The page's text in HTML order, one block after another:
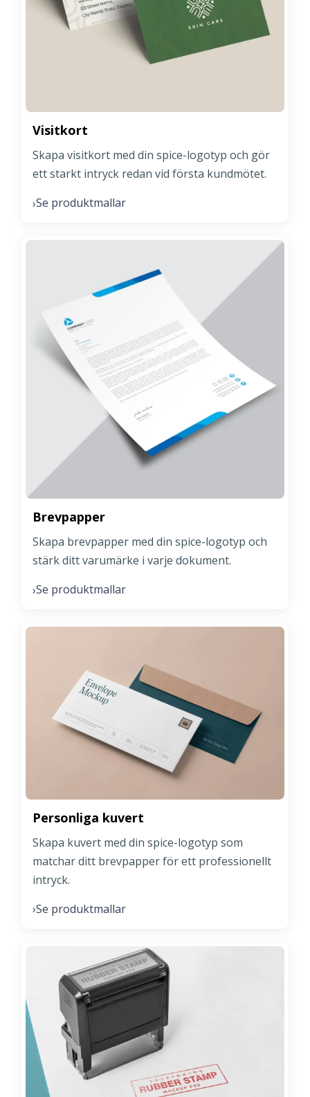
Visitkort
Skapa visitkort med din spice-logotyp och gör
ett starkt intryck redan vid första kundmötet.
›Se produktmallar
Brevpapper
Skapa brevpapper med din spice-logotyp och
stärk ditt varumärke i varje dokument.
›Se produktmallar
Personliga kuvert
Skapa kuvert med din spice-logotyp som
matchar ditt brevpapper för ett professionellt
intryck.
›Se produktmallar